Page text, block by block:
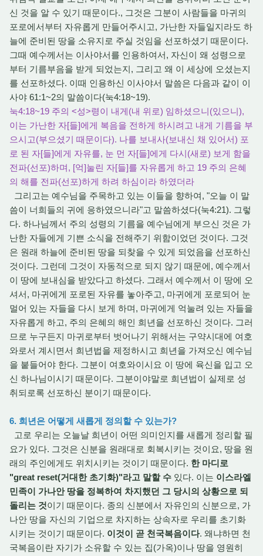
신 것을 알 수 있기 때문이다., 그것은 그분이 사람들을 마귀의
포로에서부터 자유롭게 만들어주시고, 가난한 자들일지라도 하
늘에 준비된 땅을 소유지로 주실 것임을 선포하셨기 때문이다.
그때 예수께서는 이사야서를 인용하여서, 자신이 왜 성령으로
부터 기름부음을 받게 되었는지, 그리고 왜 이 세상에 오셨는지
를 선포하셨다. 이때 인용하신 이사야서 말씀은 다음과 같이 이
사야 61:1~2의 말씀이다(눅4:18~19).
눅4:18~19 주의 <성>령이 내게(내 위로) 임하셨으니(있으니),
이는 가난한 자[들]에게 복음을 전하게 하시려고 내게 기름을 부
으시고(부으셨기 때문이다). 나를 보내사(보내신 채 있어서) 포
로 된 자[들]에게 자유를, 눈 먼 자[들]에게 다시(새로) 보게 함을
전파(선포)하며, [억]눌린 자[들]를 자유롭게 하고 19 주의 은혜
의 해를 전파(선포)하게 하려 하심이라 하였더라
그리고는 예수님을 주목하고 있는 이들을 향하여, "오늘 이 말
씀이 너희들의 귀에 응하였으니라"고 말씀하셨다(눅4:21). 그렇
다. 하나님께서 주의 성령의 기름을 예수님에게 부으신 것은 가
난한 자들에게 기쁜 소식을 전해주기 위함이었던 것이다. 그것
은 원래 하늘에 준비된 땅을 되찾을 수 있게 되었음을 선포하신
것이다. 그런데 그것이 자동적으로 되지 않기 때문에, 예수께서
이 땅에 보내심을 받았다고 하셨다. 그래서 예수께서 이 땅에 오
셔서, 마귀에게 포로된 자유를 놓아주고, 마귀에게 포로되어 눈
멀어 있는 자들을 다시 보게 하며, 마귀에게 억눌려 있는 자들을
자유롭게 하고, 주의 은혜의 해인 희년을 선포하신 것이다. 그러
므로 누구든지 마귀로부터 벗어나기 위해서는 구약시대에 여호
와로서 계시면서 희년법을 제정하시고 희년을 가져오신 예수님
을 붙들어야 한다. 그분이 여호와이시요 이 땅에 육신을 입고 오
신 하나님이시기 때문이다. 그분이야말로 희년법이 실제로 성
취되로록 선포하신 분이기 때문이다.
6. 희년은 어떻게 새롭게 정의할 수 있는가?
고로 우리는 오늘날 희년이 어떤 의미인지를 새롭게 정리할 필
요가 있다. 그것은 신분을 원래대로 회복시키는 것이요, 땅을 원
래의 주인에게도 위치시키는 것이기 때문이다. 한 마디로
"great reset(거대한 초기화)"라고 말할 수 있다. 이는 이스라엘
민족이 가나안 땅을 정복하여 차지했던 그 당시의 상황으로 되
돌리는 것이기 때문이다. 종의 신분에서 자유인의 신분으로, 가
나안 땅을 자신의 기업으로 차지하는 상속자로 우리를 초기화
시키는 것이기 때문이다. 이것이 곧 천국복음이다. 왜냐하면 천
국복음이란 자기가 소유할 수 있는 집(가옥)이나 땅을 영원히